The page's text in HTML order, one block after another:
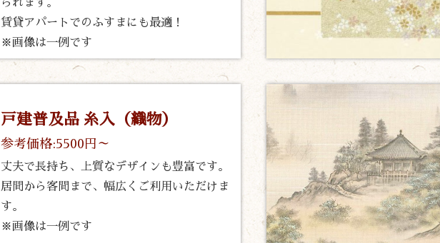
賃貸アパートでのふすまにも最適！
※画像は一例です
戸建普及品 糸入（織物）
参考価格:5500円～
丈夫で長持ち、上質なデザインも豊富です。
居間から客間まで、幅広くご利用いただけま
す。
※画像は一例です